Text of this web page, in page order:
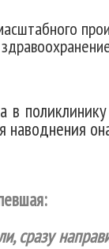
в
сразу